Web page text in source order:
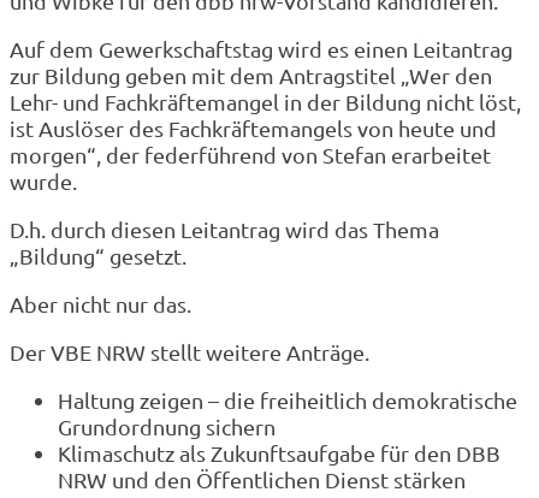
Auf dem Gewerkschaftstag wird es einen Leitantrag
zur Bildung geben mit dem Antragstitel „Wer den
Lehr- und Fachkräftemangel in der Bildung nicht löst,
ist Auslöser des Fachkräftemangels von heute und
morgen“, der federführend von Stefan erarbeitet
wurde.
D.h. durch diesen Leitantrag wird das Thema
„Bildung“ gesetzt.
Aber nicht nur das.
Der VBE NRW stellt weitere Anträge.
Haltung zeigen – die freiheitlich demokratische
Grundordnung sichern
Klimaschutz als Zukunftsaufgabe für den DBB
NRW und den Öffentlichen Dienst stärken